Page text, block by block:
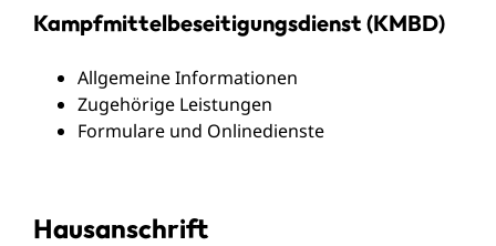
Kampfmittelbeseitigungsdienst (KMBD)
Allgemeine Informationen
Zugehörige Leistungen
Formulare und Onlinedienste
Hausanschrift